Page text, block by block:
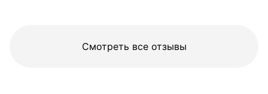
Смотреть все отзывы